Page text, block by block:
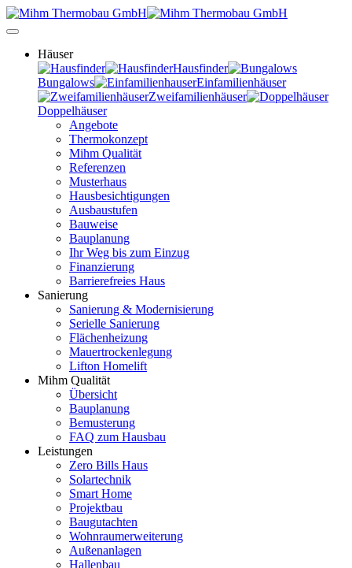
Häuser
Hausfinder
Bungalows
Einfamilienhäuser
Zweifamilienhäuser
Doppelhäuser
Angebote
Thermokonzept
Mihm Qualität
Referenzen
Musterhaus
Hausbesichtigungen
Ausbaustufen
Bauweise
Bauplanung
Ihr Weg bis zum Einzug
Finanzierung
Barrierefreies Haus
Sanierung
Sanierung & Modernisierung
Serielle Sanierung
Flächenheizung
Mauertrockenlegung
Lifton Homelift
Mihm Qualität
Übersicht
Bauplanung
Bemusterung
FAQ zum Hausbau
Leistungen
Zero Bills Haus
Solartechnik
Smart Home
Projektbau
Baugutachten
Wohnraumerweiterung
Außenanlagen
Hallenbau